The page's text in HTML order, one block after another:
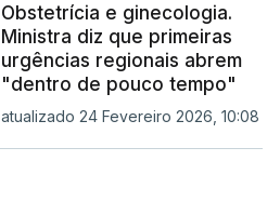
Obstetrícia e ginecologia.
Ministra diz que primeiras
urgências regionais abrem
"dentro de pouco tempo"
atualizado 24 Fevereiro 2026, 10:08